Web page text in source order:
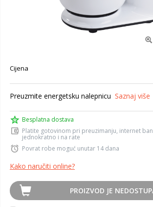
Cijena
Preuzmite energetsku nalepnicu Saznaj više
Besplatna dostava
Platite gotovinom pri preuzimanju, internet
jednokratno i na rate
Povrat robe moguć unutar 14 dana
Kako naručiti online?
PROIZVOD JE